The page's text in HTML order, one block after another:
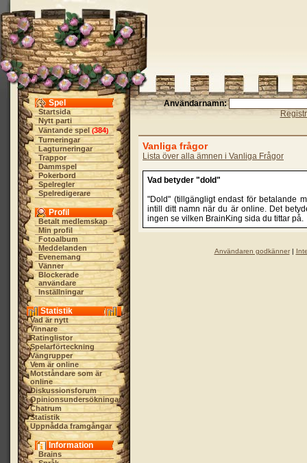
Spel
Startsida
Nytt parti
Väntande spel (384)
Turneringar
Lagturneringar
Trappor
Dammspel
Pokerbord
Spelregler
Spelredigerare
Profil
Betalt medlemskap
Min profil
Fotoalbum
Meddelanden
Evenemang
Vänner
Blockerade
användare
Inställningar
Statistik
Vad är nytt
Vinnare
Ratinglistor
Spelarförteckning
Vängrupper
Vem är online
Motståndare som är
online
Diskussionsforum
Opinionsundersökningar
Chatrum
Statistik
Uppnådda framgångar
Information
Brains
Användarnamn:
Vanliga frågor
Lista över alla ämnen i Vanliga Frågor
Vad betyder "dold"
"Dold" (tillgängligt endast för betalande
intill ditt namn när du är online. Det
ingen se vilken BrainKing sida du tittar på.
Användaren godkänner|